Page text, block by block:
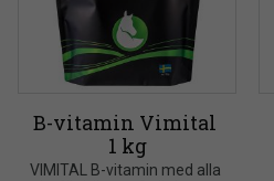
B-vitamin Vimital
1 kg
VIMITAL B-vitamin med alla